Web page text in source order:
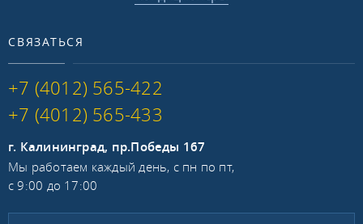
СВЯЗАТЬСЯ
+7 (4012) 565-422
+7 (4012) 565-433
г. Калининград, пр.Победы 167
Мы работаем каждый день, с пн по пт,
с 9:00 до 17:00